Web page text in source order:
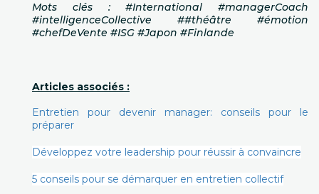
Mots clés : #International #managerCoach
#intelligenceCollective ##théâtre #émotion
#chefDeVente #ISG #Japon #Finlande
Articles associés :
Entretien pour devenir manager: conseils pour le
préparer
Développez votre leadership pour réussir à convaincre
5 conseils pour se démarquer en entretien collectif